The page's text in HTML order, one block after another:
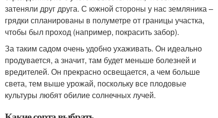
затеняли друг друга. С южной стороны у нас земляника –
грядки спланированы в полуметре от границы участка,
чтобы был проход (например, покрасить забор).
За таким садом очень удобно ухаживать. Он идеально
продувается, а значит, там будет меньше болезней и
вредителей. Он прекрасно освещается, а чем больше
света, тем выше урожай, поскольку все плодовые
культуры любят обилие солнечных лучей.